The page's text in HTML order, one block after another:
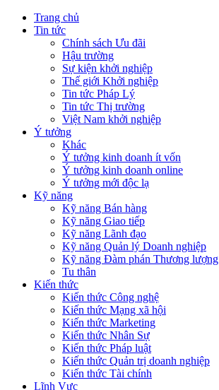
Trang chủ
Tin tức
Chính sách Ưu đãi
Hậu trường
Sự kiện khởi nghiệp
Thế giới Khởi nghiệp
Tin tức Pháp Lý
Tin tức Thị trường
Việt Nam khởi nghiệp
Ý tưởng
Khác
Ý tưởng kinh doanh ít vốn
Ý tưởng kinh doanh online
Ý tưởng mới độc lạ
Kỹ năng
Kỹ năng Bán hàng
Kỹ năng Giao tiếp
Kỹ năng Lãnh đạo
Kỹ năng Quản lý Doanh nghiệp
Kỹ năng Đàm phán Thương lượng
Tu thân
Kiến thức
Kiến thức Công nghệ
Kiến thức Mạng xã hội
Kiến thức Marketing
Kiến thức Nhân Sự
Kiến thức Pháp luật
Kiến thức Quản trị doanh nghiệp
Kiến thức Tài chính
Lĩnh Vực